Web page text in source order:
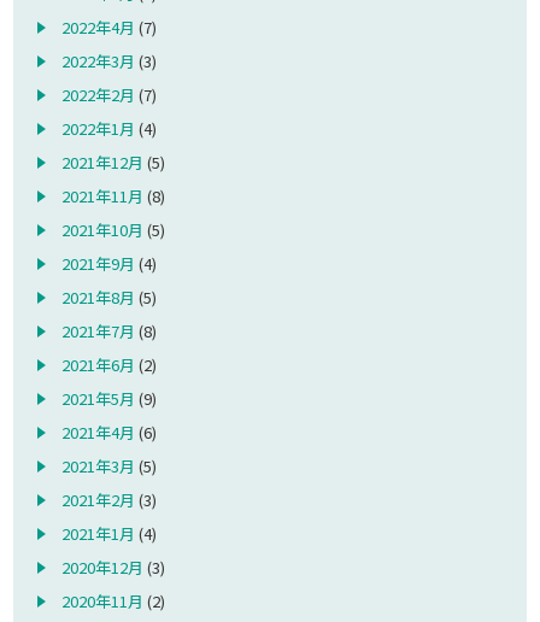
2022年4月 (7)
2022年3月 (3)
2022年2月 (7)
2022年1月 (4)
2021年12月 (5)
2021年11月 (8)
2021年10月 (5)
2021年9月 (4)
2021年8月 (5)
2021年7月 (8)
2021年6月 (2)
2021年5月 (9)
2021年4月 (6)
2021年3月 (5)
2021年2月 (3)
2021年1月 (4)
2020年12月 (3)
2020年11月 (2)